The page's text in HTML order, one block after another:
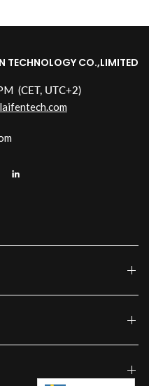
TECHNOLOGY CO.,LIMITED
(CET, UTC+2)